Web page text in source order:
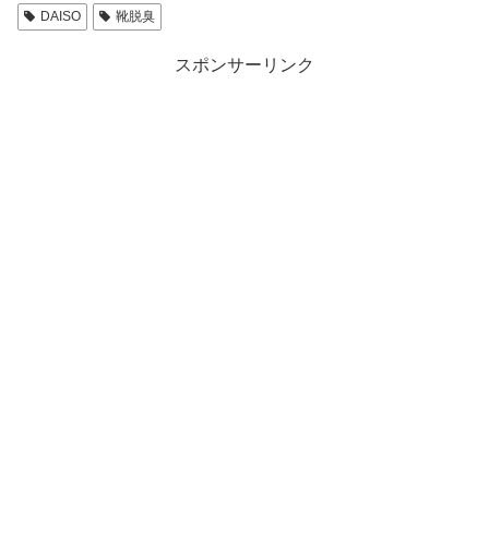
DAISO 靴脱臭
スポンサーリンク